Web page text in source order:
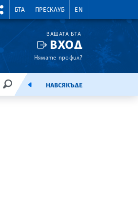
RIGHTMENU.SOCIAL
БТА ПРЕСКЛУБ EN
ВАШАТА БТА
ВХОД
Нямате профил?
ТЪРСЕНЕЕМИСИЯНАВСЯКЪДЕ